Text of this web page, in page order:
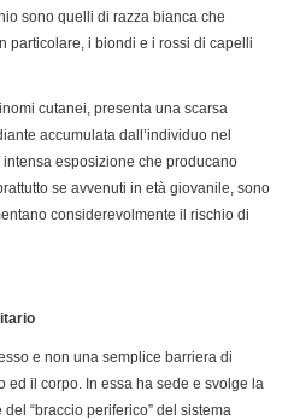
sono quelli di razza bianca che
particolare, i biondi e i rossi di capelli
cutanei, presenta una scarsa
accumulata dall’individuo nel
esposizione che producano
se avvenuti in età giovanile, sono
considerevolmente il rischio di
e non una semplice barriera di
ed il corpo. In essa ha sede e svolge la
“braccio periferico” del sistema